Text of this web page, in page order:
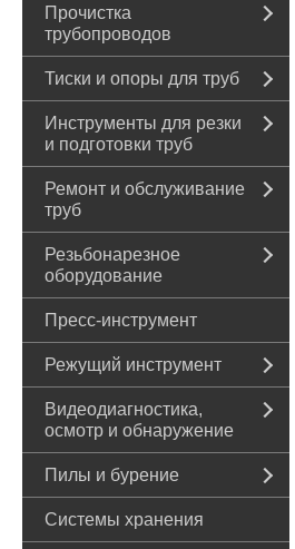
Прочистка
трубопроводов
Тиски и опоры для труб
Инструменты для резки
и подготовки труб
Ремонт и обслуживание
труб
Резьбонарезное
оборудование
Пресс-инструмент
Режущий инструмент
Видеодиагностика,
осмотр и обнаружение
Пилы и бурение
Системы хранения